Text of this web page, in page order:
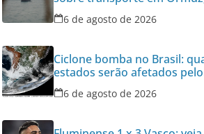
diz autoridade
6 de agosto de 2026
Ciclone bomba no Brasil:
estados serão afetados pelo
fenômeno
6 de agosto de 2026